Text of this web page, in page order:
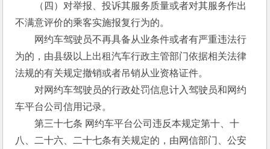
（四）对举报、投诉其服务质量或者对其服务作出
不满意评价的乘客实施报复行为的。
网约车驾驶员不再具备从业条件或者有严重违法行
为的，由县级以上出租汽车行政主管部门依据相关法律
法规的有关规定撤销或者吊销从业资格证件。
对网约车驾驶员的行政处罚信息计入驾驶员和网约
车平台公司信用记录。
第三十七条 网约车平台公司违反本规定第十、十
八、二十六、二十七条有关规定的，由网信部门、公安